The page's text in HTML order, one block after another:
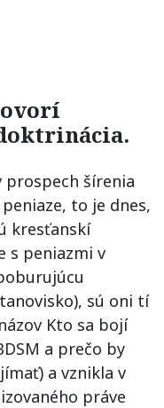
prospech šírenia
to je dnes,
kresťanskí
s peniazmi v
sú oni tí
Kto sa bojí
a prečo by
a vznikla v
práve